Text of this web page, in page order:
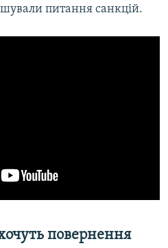
питання санкцій.
повернення